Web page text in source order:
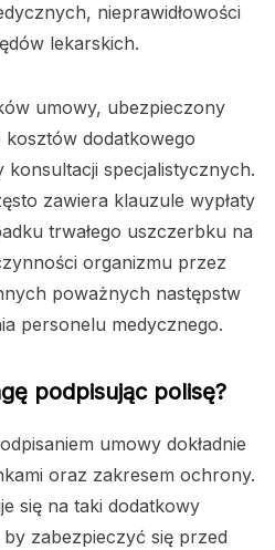
nieprawidłowości
lekarskich.
umowy, ubezpieczony
dodatkowego
konsultacji specjalistycznych.
zawiera klauzule wypłaty
trwałego uszczerbku na
organizmu przez
poważnych następstw
personelu medycznego.
podpisując polisę?
umowy dokładnie
oraz zakresem ochrony.
się na taki dodatkowy
zabezpieczyć się przed